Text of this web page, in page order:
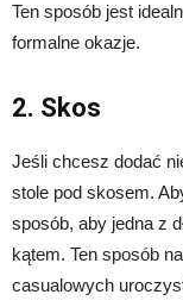
Ten sposób jest
formalne okazje.
2. Skos
Jeśli chcesz dodać
stole pod skosem.
sposób, aby jedna z
kątem. Ten sposób
casualowych